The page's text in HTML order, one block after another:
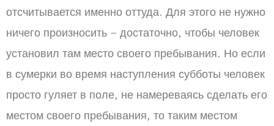
отсчитывается именно оттуда. Для этого не нужно
ничего произносить – достаточно, чтобы человек
установил там место своего пребывания. Но если
в сумерки во время наступления субботы человек
просто гуляет в поле, не намереваясь сделать его
местом своего пребывания, то таким местом